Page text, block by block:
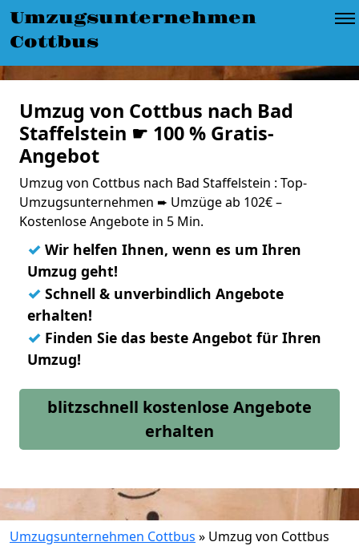
Umzugsunternehmen
Cottbus
Umzug von Cottbus nach Bad
Staffelstein ☛ 100 % Gratis-
Angebot
Umzug von Cottbus nach Bad Staffelstein : Top-
Umzugsunternehmen ➨ Umzüge ab 102€ –
Kostenlose Angebote in 5 Min.
✓ Wir helfen Ihnen, wenn es um Ihren
Umzug geht!
✓ Schnell & unverbindlich Angebote
erhalten!
✓ Finden Sie das beste Angebot für Ihren
Umzug!
blitzschnell kostenlose Angebote
erhalten
Umzugsunternehmen Cottbus » Umzug von Cottbus